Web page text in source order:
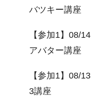
バツキー講座
【参加1】08/
アバター講座
【参加1】08/
3講座